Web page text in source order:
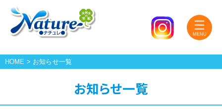
HOME > お知らせ一覧
お知らせ一覧